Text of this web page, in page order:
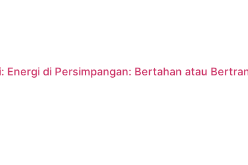
Energi di Persimpangan: Bertahan atau